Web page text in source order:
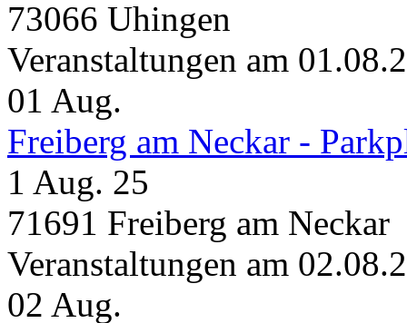
73066 Uhingen
Veranstaltungen am
01 Aug.
Freiberg am Neckar -
1 Aug. 25
71691 Freiberg am Neckar
Veranstaltungen am
02 Aug.